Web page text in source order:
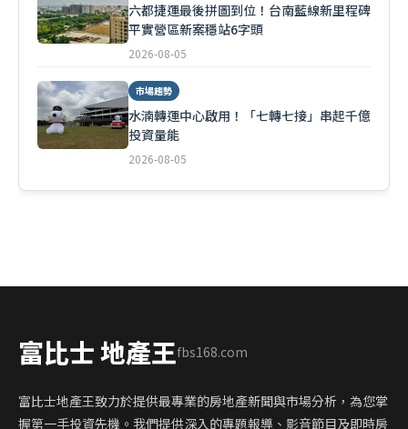
六都捷運最後拼圖到位！台南藍線新里程碑
平實營區新案穩站6字頭
2026-08-05
市場趨勢
水湳轉運中心啟用！「七轉七接」串起千億
投資量能
2026-08-05
富比士 地產王fbs168.com
富比士地產王致力於提供最專業的房地產新聞與市場分析，為您掌
握第一手投資先機。我們提供深入的專題報導、影音節目及即時房